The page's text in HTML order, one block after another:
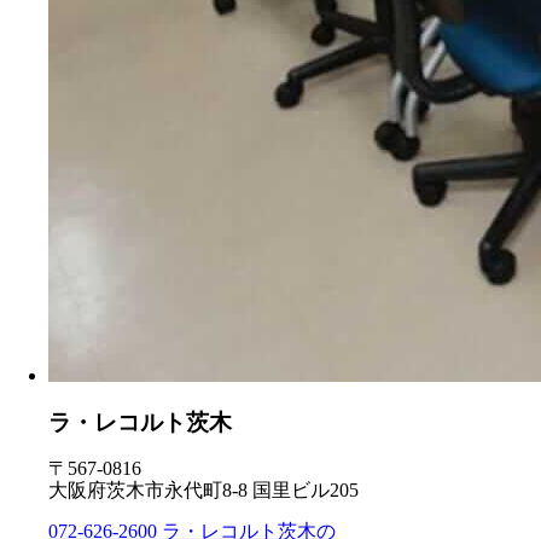
ラ・レコルト茨木
〒567-0816
大阪府茨木市永代町8-8 国里ビル205
072-626-2600 ラ・レコルト茨木の